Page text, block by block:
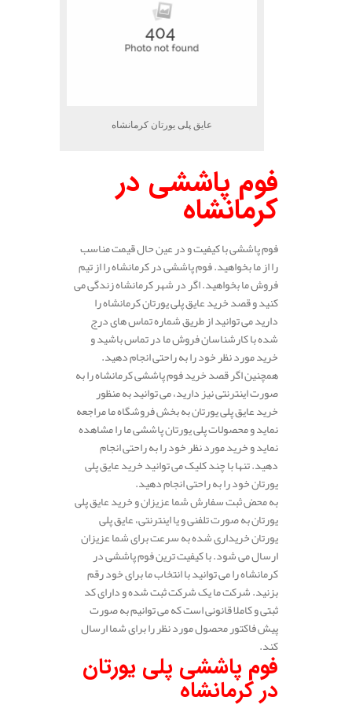
عایق پلی یورتان کرمانشاه
فوم پاششی در
کرمانشاه
فوم پاششی با کیفیت و در عین حال قیمت مناسب
را از ما بخواهید. فوم پاششی در کرمانشاه را از تیم
فروش ما بخواهید. اگر در شهر کرمانشاه زندگی می
کنید و قصد خرید عایق پلی یورتان کرمانشاه را
دارید می توانید از طریق شماره تماس های درج
شده با کارشناسان فروش ما در تماس باشید و
خرید مورد نظر خود را به راحتی انجام دهید.
همچنین اگر قصد خرید فوم پاششی کرمانشاه را به
صورت اینترنتی نیز دارید، می توانید به منظور
خرید عایق پلی یورتان به بخش فروشگاه ما مراجعه
نماید و محصولات پلی یورتان پاششی ما را مشاهده
نماید و خرید مورد نظر خود را به راحتی انجام
دهید. تنها با چند کلیک می توانید خرید عایق پلی
یورتان خود را به راحتی انجام دهید.
به محض ثبت سفارش شما عزیزان و خرید عایق پلی
یورتان به صورت تلفنی و یا اینترنتی، عایق پلی
یورتان خریداری شده به سرعت برای شما عزیزان
ارسال می شود. با کیفیت ترین فوم پاششی در
کرمانشاه را می توانید با انتخاب ما برای خود رقم
بزنید. شرکت ما یک شرکت ثبت شده و دارای کد
ثبتی و کاملا قانونی است که می توانیم به صورت
پیش فاکتور محصول مورد نظر را برای شما ارسال
کند.
فوم پاششی پلی یورتان
در کرمانشاه